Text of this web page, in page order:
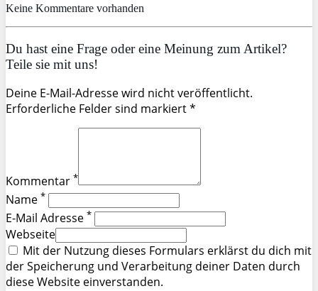
Keine Kommentare vorhanden
Du hast eine Frage oder eine Meinung zum Artikel?
Teile sie mit uns!
Deine E-Mail-Adresse wird nicht veröffentlicht.
Erforderliche Felder sind markiert *
Kommentar *
Name *
E-Mail Adresse *
Webseite
Mit der Nutzung dieses Formulars erklärst du dich mit
der Speicherung und Verarbeitung deiner Daten durch
diese Website einverstanden.